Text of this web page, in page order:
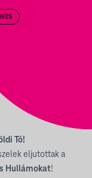
Tó!
eljutottak a
Hullámokat!